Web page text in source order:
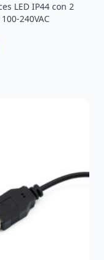
LED IP44 con 2
240VAC